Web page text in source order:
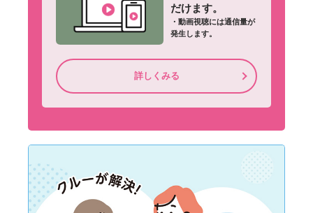
だけます。
・動画視聴には通信量が
発生します。
詳しくみる